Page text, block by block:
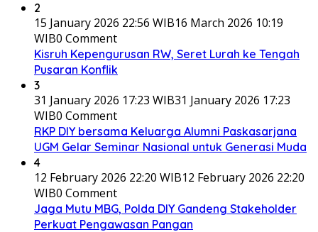
2
15 January 2026 22:56 WIB16 March 2026 10:19
WIB0 Comment
Kisruh Kepengurusan RW, Seret Lurah ke Tengah
Pusaran Konflik
3
31 January 2026 17:23 WIB31 January 2026 17:23
WIB0 Comment
RKP DIY bersama Keluarga Alumni Paskasarjana
UGM Gelar Seminar Nasional untuk Generasi Muda
4
12 February 2026 22:20 WIB12 February 2026 22:20
WIB0 Comment
Jaga Mutu MBG, Polda DIY Gandeng Stakeholder
Perkuat Pengawasan Pangan